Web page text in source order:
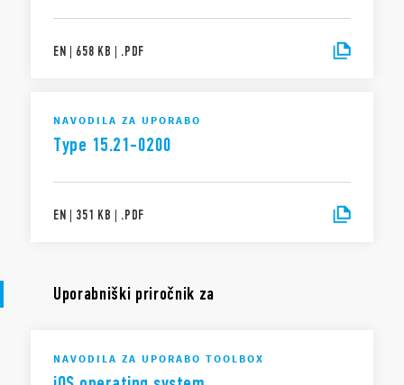
EN | 658 KB | .PDF
NAVODILA ZA UPORABO
Type 15.21-0200
EN | 351 KB | .PDF
Uporabniški priročnik za
NAVODILA ZA UPORABO TOOLBOX